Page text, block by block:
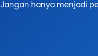
Jangan hanya menjadi